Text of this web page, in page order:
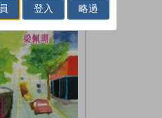
登入 略過